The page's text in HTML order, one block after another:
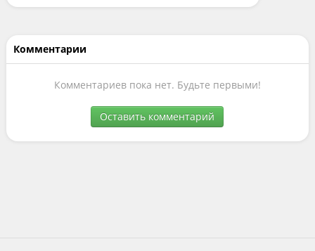
Комментарии
Комментариев пока нет. Будьте первыми!
Оставить комментарий